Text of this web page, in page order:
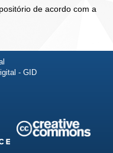
de acordo com a
- GID